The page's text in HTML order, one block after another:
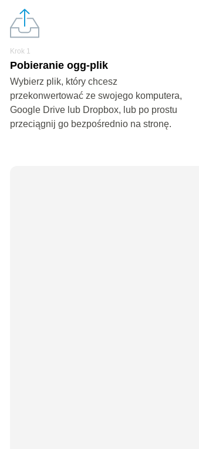
Krok 1
Pobieranie ogg-plik
Wybierz plik, który chcesz
przekonwertować ze swojego komputera,
Google Drive lub Dropbox, lub po prostu
przeciągnij go bezpośrednio na stronę.